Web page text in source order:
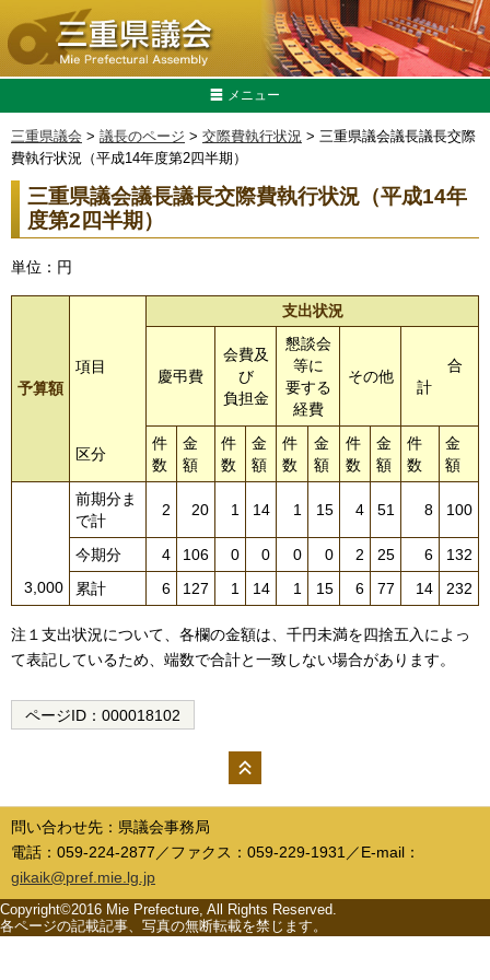
メニュー
三重県議会 > 議長のページ > 交際費執行状況 > 三重県議会議長議長交際
費執行状況（平成14年度第2四半期）
三重県議会議長議長交際費執行状況（平成14年
度第2四半期）
単位：円
予算額
項目
区分
支出状況
慶弔費
会費及
び
負担金
懇談会
等に
要する
経費
その他
合
計
件
数
金
額
件
数
金
額
件
数
金
額
件
数
金
額
件
数
金
額
3,000
前期分ま
で計
2 20 1 14 1 15 4 51 8 100
今期分 4 106 0 0 0 0 2 25 6
132
累計
6 127 1 14 1 15 6 77 14 232
注１支出状況について、各欄の金額は、千円未満を四捨五入によっ
て表記しているため、端数で合計と一致しない場合があります。
ページID： 000018102
先頭
問い合わせ先：県議会事務局
電話：059-224-2877／ファクス：059-229-1931／E-mail：
gikaik@pref.mie.lg.jp
Copyright©2016 Mie Prefecture, All Rights Reserved.
各ページの記載記事、写真の無断転載を禁じます。